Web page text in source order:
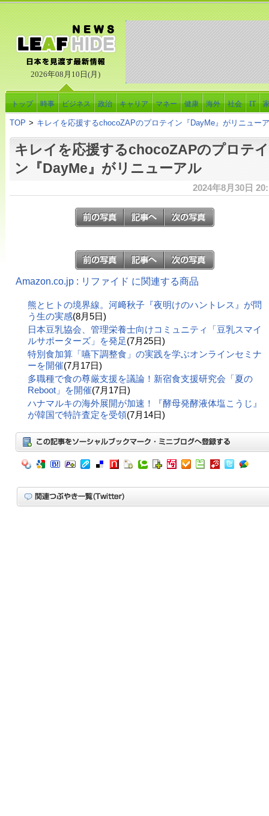
2026年08月10日(月)
トップ 時事 ビジネス 政治 キャリア マネー 健康 海外 社会 IT
TOP > キレイを応援するchocoZAPのプロテイン『DayMe』がリニュー
キレイを応援するchocoZAPのプロテイ
ン『DayMe』がリニューアル
2024年8月30日
Amazon.co.jp : リファイド に関連する商品
熊とヒトの境界線。河﨑秋子『夜明けのハントレス』が問
う生の実感(8月5日)
日本豆乳協会、管理栄養士向けコミュニティ「豆乳スマイ
ルサポーターズ」を発足(7月25日)
特別食加算「嚥下調整食」の実践を学ぶオンラインセミナ
ーを開催(7月17日)
多職種で食の尊厳支援を議論！新宿食支援研究会「夏の
Reboot」を開催(7月17日)
ハナマルキの海外展開が加速！『酵母発酵液体塩こうじ』
が韓国で特許査定を受領(7月14日)